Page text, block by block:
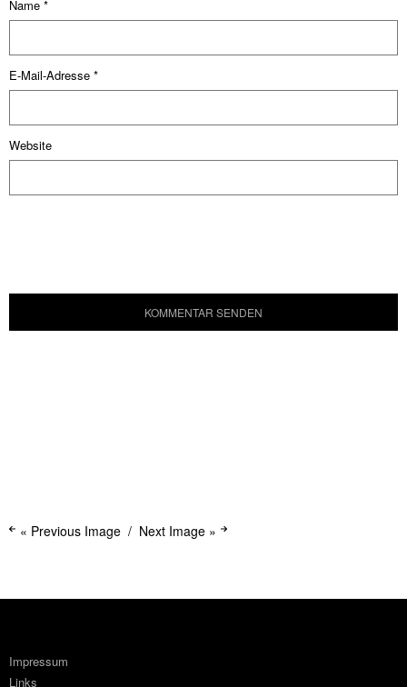
Name *
E-Mail-Adresse *
Website
« Previous Image Next Image »
Impressum
Links